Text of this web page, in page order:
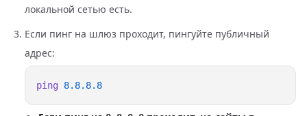
локальной сетью есть.
Если пинг на шлюз проходит, пингуйте публичный
адрес:
ping